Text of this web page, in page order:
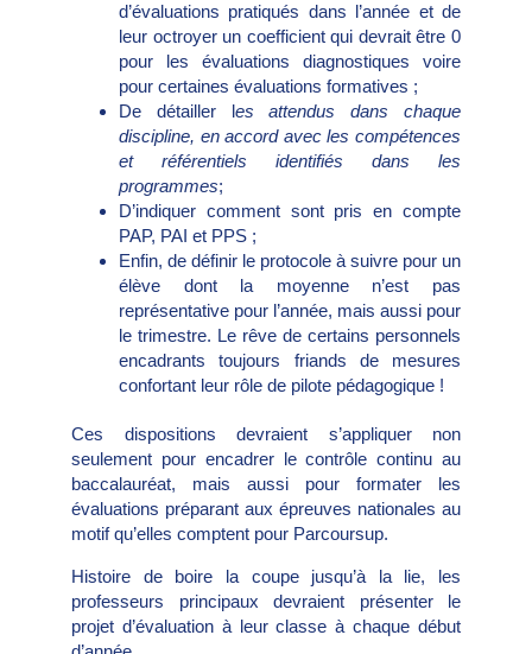
d’évaluations pratiqués dans l’année et de
leur octroyer un coefficient qui devrait être 0
pour les évaluations diagnostiques voire
pour certaines évaluations formatives ;
De détailler les attendus dans chaque
discipline, en accord avec les compétences
et référentiels identifiés dans les
programmes;
D’indiquer comment sont pris en compte
PAP, PAI et PPS ;
Enfin, de définir le protocole à suivre pour un
élève dont la moyenne n’est pas
représentative pour l’année, mais aussi pour
le trimestre. Le rêve de certains personnels
encadrants toujours friands de mesures
confortant leur rôle de pilote pédagogique !
Ces dispositions devraient s’appliquer non
seulement pour encadrer le contrôle continu au
baccalauréat, mais aussi pour formater les
évaluations préparant aux épreuves nationales au
motif qu’elles comptent pour Parcoursup.
Histoire de boire la coupe jusqu’à la lie, les
professeurs principaux devraient présenter le
projet d’évaluation à leur classe à chaque début